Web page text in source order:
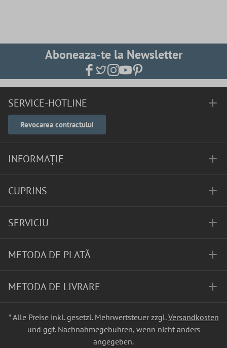
Aboneaza-te la Newsletter
SERVICE-HOTLINE
Revocarea contractului
INFORMAȚIE
CUPRINS
SERVICIU
METODA DE PLATĂ
METODA DE LIVRARE
* Alle Preise inkl. gesetzl. Mehrwertsteuer zzgl.Versandkosten
und ggf. Nachnahmegebühren, wenn nicht anders
angegeben.